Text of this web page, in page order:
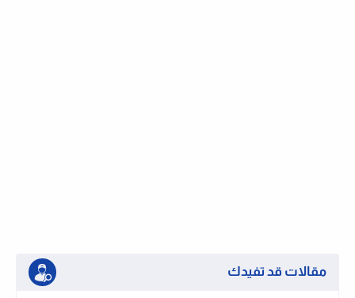
مقالات قد تفيدك